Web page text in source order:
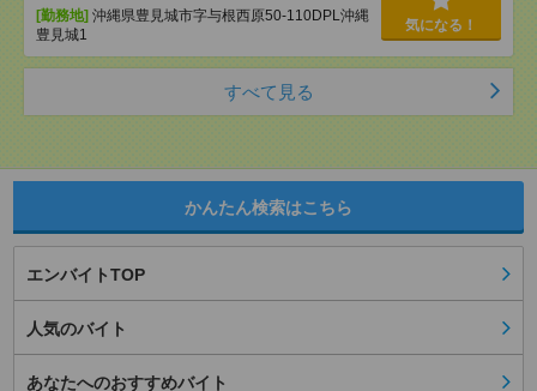
[勤務地] 沖縄県豊見城市字与根西原50-110DPL沖縄
豊見城1
気になる！
すべて見る
かんたん検索はこちら
エンバイトTOP
人気のバイト
あなたへのおすすめバイト